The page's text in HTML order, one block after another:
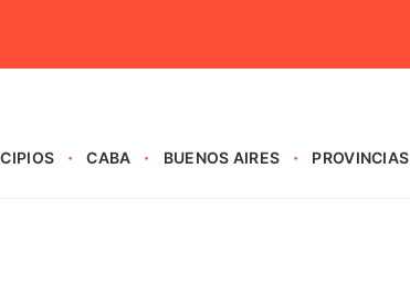
CABA BUENOS AIRES PROVINCIAS